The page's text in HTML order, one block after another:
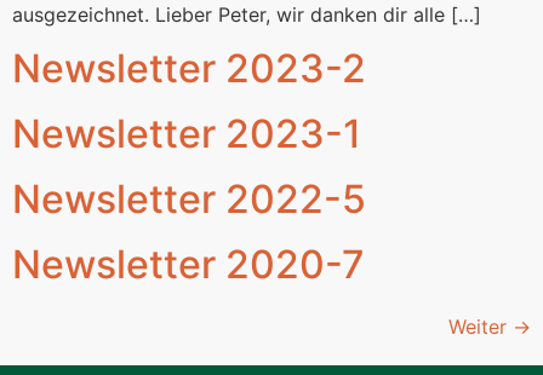
ausgezeichnet. Lieber Peter, wir danken dir alle […]
Newsletter 2023-2
Newsletter 2023-1
Newsletter 2022-5
Newsletter 2020-7
Weiter →